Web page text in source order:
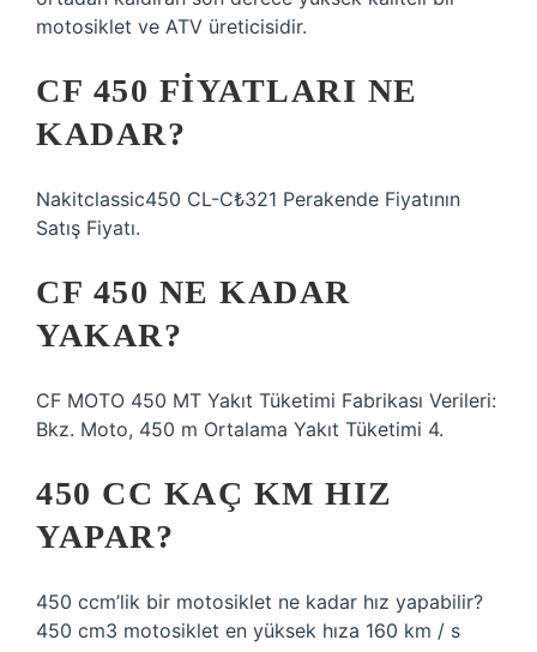
motosiklet ve ATV üreticisidir.
CF 450 FIYATLARI NE
KADAR?
Nakitclassic450 CL-C₺321 Perakende Fiyatının
Satış Fiyatı.
CF 450 NE KADAR
YAKAR?
CF MOTO 450 MT Yakıt Tüketimi Fabrikası Verileri:
Bkz. Moto, 450 m Ortalama Yakıt Tüketimi 4.
450 CC KAÇ KM HIZ
YAPAR?
450 ccm’lik bir motosiklet ne kadar hız yapabilir?
450 cm3 motosiklet en yüksek hıza 160 km / s